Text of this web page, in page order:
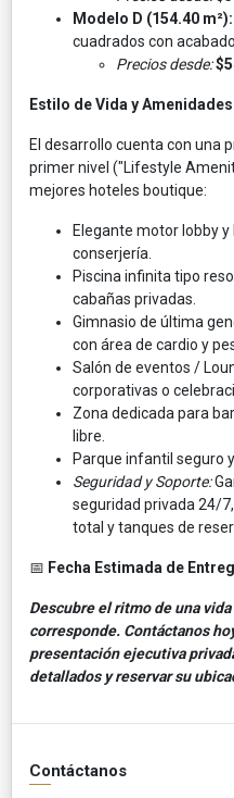
Modelo D (154.40 m²):
cuadrados con
Precios desde:
Estilo de Vida y
El desarrollo cuenta con una
primer nivel ("Lifestyle
mejores hoteles boutique:
Elegante motor lobby
conserjería.
Piscina infinita tipo
cabañas privadas.
Gimnasio de última
con área de cardio y
Salón de eventos /
corporativas o
Zona dedicada para
libre.
Parque infantil seguro
Seguridad y Soporte:
seguridad privada 24/
total y tanques de
📅 Fecha Estimada de
Descubre el ritmo de una
corresponde. Contáctanos
presentación ejecutiva
detallados y reservar su
Contáctanos